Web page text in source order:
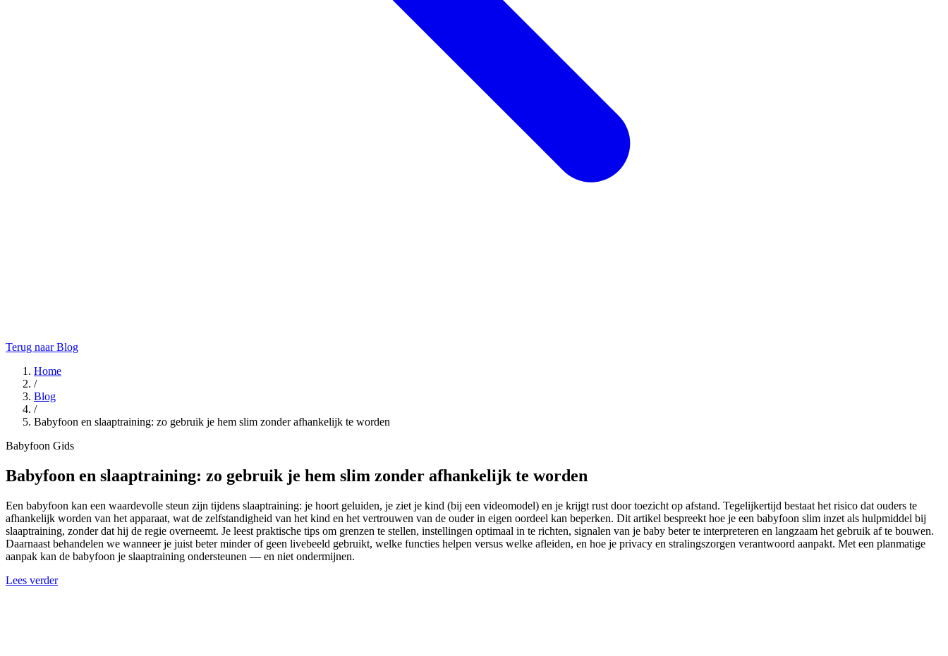
Terug naar Blog
Home
/
Blog
/
Babyfoon en slaaptraining: zo gebruik je hem slim zonder afhankelijk te worden
Babyfoon Gids
Babyfoon en slaaptraining: zo gebruik je hem slim zonder afhankelijk te worden
Een babyfoon kan een waardevolle steun zijn tijdens slaaptraining: je hoort geluiden, je ziet je kind (bij een videomodel) en je krijgt rust door toezicht op afstand. Tegelijkertijd bestaat het risico dat ouders te
afhankelijk worden van het apparaat, wat de zelfstandigheid van het kind en het vertrouwen van de ouder in eigen oordeel kan beperken. Dit artikel bespreekt hoe je een babyfoon slim inzet als hulpmiddel bij
slaaptraining, zonder dat hij de regie overneemt. Je leest praktische tips om grenzen te stellen, instellingen optimaal in te richten, signalen van je baby beter te interpreteren en langzaam het gebruik af te bouwen.
Daarnaast behandelen we wanneer je juist beter minder of geen livebeeld gebruikt, welke functies helpen versus welke afleiden, en hoe je privacy en stralingszorgen verantwoord aanpakt. Met een planmatige
aanpak kan de babyfoon je slaaptraining ondersteunen — en niet ondermijnen.
Lees verder